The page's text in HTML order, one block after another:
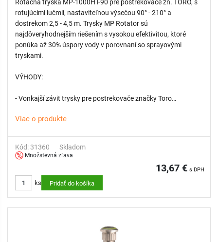
Rotačná tryska MP-1000HT-90 pre postrekovače zn. TORO, s
rotujúcimi lučmii, nastaviteľnou výsečou 90° - 210° a
dostrekom 2,5 - 4,5 m. Trysky MP Rotator sú
najdôveryhodnejším riešením s vysokou efektivitou, ktoré
ponúka až 30% úspory vody v porovnaní so sprayovými
tryskami.
VÝHODY:
- Vonkajší závit trysky pre postrekovače značky Toro
- Funkcia dvojitého výsuvu pre ochranu trysky pred vonkajšími
- Technológia viacerých lúčov odolná voči vetru chráni pred
- Prispôsobená zrážková výška pre zjednodušenie návrhu
zavlažovacieho systému a vyššiu flexibilitu
- Farebné označenie pre jednoduchšiu identifikáciu
- Možnosť zníženia dostreku až o 25%
Viac o produkte
Kód: 31360 Skladom
Množstevná zľava
13,67 € s DPH
ks Pridať do košíka